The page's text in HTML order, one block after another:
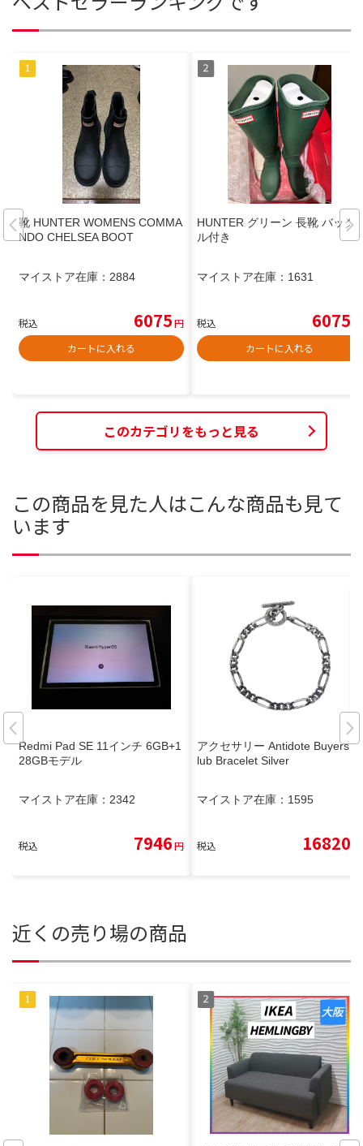
靴 HUNTER WOMENS COMMA
NDO CHELSEA BOOT
マイストア在庫： 2884
税込 6075円
カートに入れる
HUNTER グリーン 長靴 バック
ル付き
マイストア在庫： 1631
税込 6075
カートに入れる
このカテゴリをもっと見る
この商品を見た人はこんな商品も見て
います
Redmi Pad SE 11インチ 6GB+1
28GBモデル
マイストア在庫： 2342
税込 7946円
アクセサリー Antidote Buyers C
lub Bracelet Silver
マイストア在庫： 1595
税込 16820
近くの売り場の商品